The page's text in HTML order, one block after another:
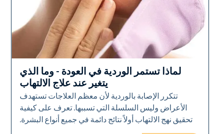
صحة الجلد
لماذا تستمر الوردية في العودة - وما الذي
يتغير عند علاج الالتهاب
تتكرر الإصابة بالوردية لأن معظم العلاجات تستهدف
الأعراض وليس السلسلة التي تسببها. تعرف على كيفية
تحقيق نهج الالتهاب أولاً نتائج دائمة في جميع أنواع البشرة.